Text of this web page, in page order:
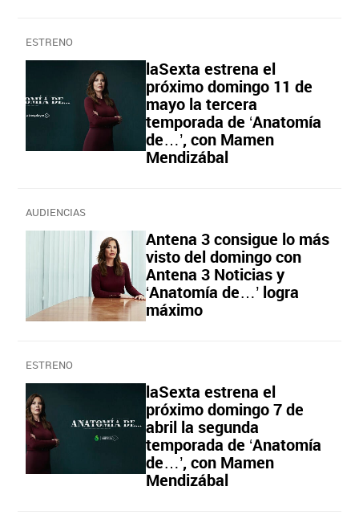
ESTRENO
laSexta estrena el
próximo domingo 11 de
mayo la tercera
temporada de ‘Anatomía
de…’, con Mamen
Mendizábal
AUDIENCIAS
Antena 3 consigue lo más
visto del domingo con
Antena 3 Noticias y
‘Anatomía de…’ logra
máximo
ESTRENO
laSexta estrena el
próximo domingo 7 de
abril la segunda
temporada de ‘Anatomía
de…’, con Mamen
Mendizábal